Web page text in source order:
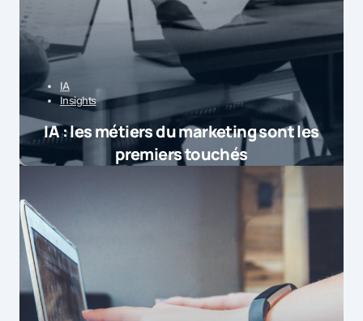
IA
Insights
IA : les métiers du marketing sont les
premiers touchés